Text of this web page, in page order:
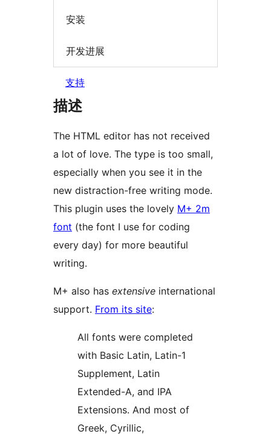
安装
开发进展
支持
描述
The HTML editor has not received
a lot of love. The type is too small,
especially when you see it in the
new distraction-free writing mode.
This plugin uses the lovely M+ 2m
font (the font I use for coding
every day) for more beautiful
writing.
M+ also has extensive international
support. From its site:
All fonts were completed
with Basic Latin, Latin-1
Supplement, Latin
Extended-A, and IPA
Extensions. And most of
Greek, Cyrillic,